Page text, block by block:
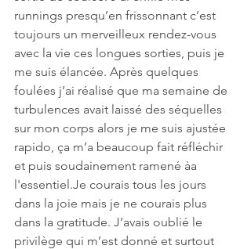
runnings presqu’en frissonnant c’est
toujours un merveilleux rendez-vous
avec la vie ces longues sorties, puis je
me suis élancée. Après quelques
foulées j’ai réalisé que ma semaine de
turbulences avait laissé des séquelles
sur mon corps alors je me suis ajustée
rapido, ça m’a beaucoup fait réfléchir
et puis soudainement ramené àa
l'essentiel.Je courais tous les jours
dans la joie mais je ne courais plus
dans la gratitude. J’avais oublié le
privilège qui m’est donné et surtout